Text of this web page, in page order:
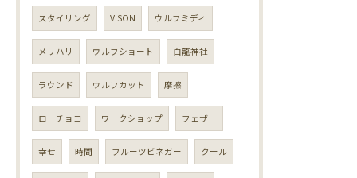
スタイリング VISON ウルフミディ
メリハリ ウルフショート 白龍神社
ラウンド ウルフカット 摩擦
ローチョコ ワークショップ フェザー
幸せ 時間 フルーツビネガー クール